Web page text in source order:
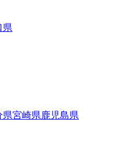
県
県宮崎県鹿児島県